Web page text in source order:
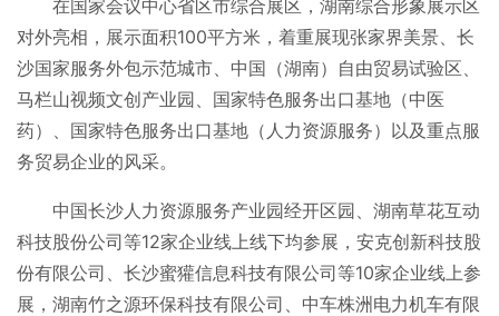
在国家会议中心省区市综合展区，湖南综合形象展示区
对外亮相，展示面积100平方米，着重展现张家界美景、长
沙国家服务外包示范城市、中国（湖南）自由贸易试验区、
马栏山视频文创产业园、国家特色服务出口基地（中医
药）、国家特色服务出口基地（人力资源服务）以及重点服
务贸易企业的风采。
中国长沙人力资源服务产业园经开区园、湖南草花互动
科技股份公司等12家企业线上线下均参展，安克创新科技股
份有限公司、长沙蜜獾信息科技有限公司等10家企业线上参
展，湖南竹之源环保科技有限公司、中车株洲电力机车有限